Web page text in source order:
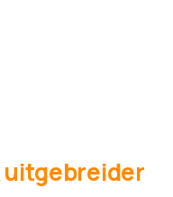
uitgebreider